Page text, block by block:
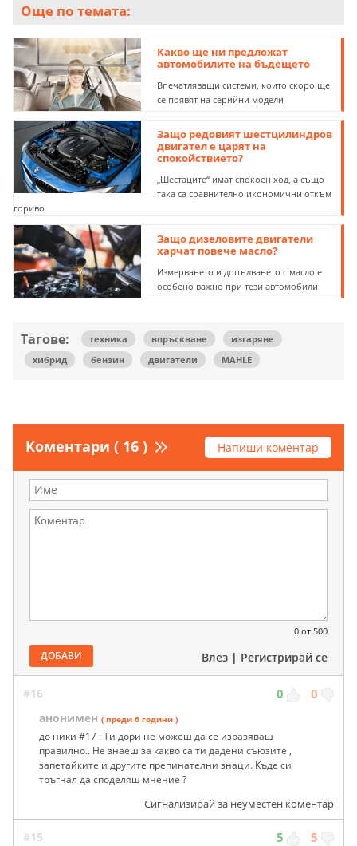
Още по темата:
Какво ще ни предложат
автомобилите на бъдещето
Впечатляващи системи, които скоро ще
се появят на серийни модели
Защо редовият шестцилиндров
двигател e царят на
спокойствието?
„Шестаците“ имат спокоен ход, а също
така са сравнително икономични откъм
гориво
Защо дизеловите двигатели
харчат повече масло?
Измерването и допълването с масло е
особено важно при тези автомобили
Тагове: техника впръскване
изгаряне
хибрид
бензин двигатели MAHLE
Коментари ( 16 ) Напиши коментар
0 от 500
ДОБАВИ Влез | Регистрирай се
#16 0 0
анонимен ( преди 6 години )
до ники #17 : Ти дори не можеш да се изразяваш
правилно.. Не знаеш за какво са ти дадени съюзите ,
запетайките и другите препинателни знаци. Къде си
тръгнал да споделяш мнение ?
Сигнализирай за неуместен коментар
#15 5 5